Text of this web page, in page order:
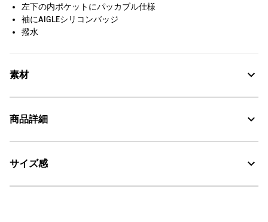
左下の内ポケットにパッカブル仕様
袖にAIGLEシリコンバッジ
撥水
素材
撥水性に優れたポリアミド100%、WR
Water Repellent：撥水
商品詳細
・色：ストーム ブルー (005)
サイズ感